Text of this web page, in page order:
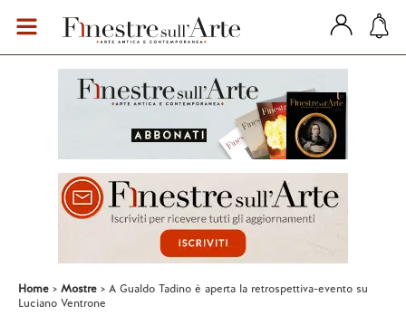
Home Mostre
A Gualdo Tadino è aperta la retrospettiva-evento su
Luciano Ventrone